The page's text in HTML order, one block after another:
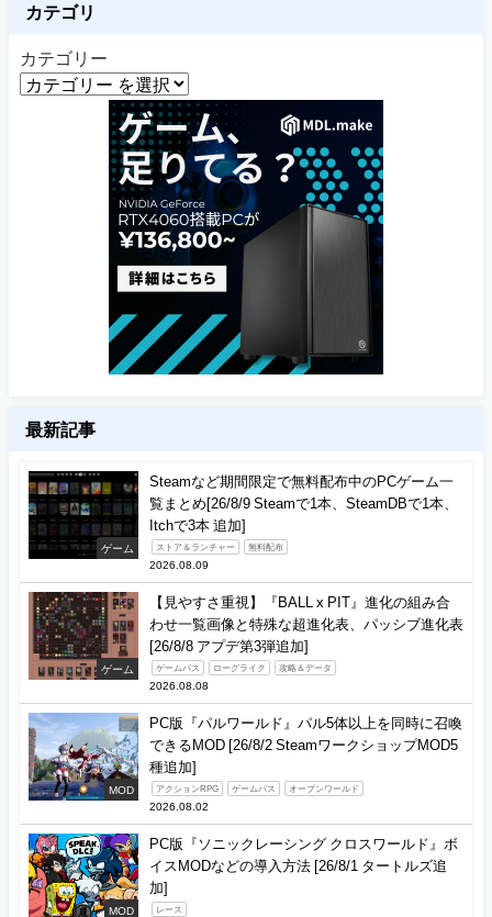
カテゴリ
カテゴリー
最新記事
ゲーム
Steamなど期間限定で無料配布中のPCゲーム一
覧まとめ[26/8/9 Steamで1本、SteamDBで1本、
Itchで3本 追加]
ストア＆ランチャー 無料配布
2026.08.09
ゲーム
【見やすさ重視】『BALL x PIT』進化の組み合
わせ一覧画像と特殊な超進化表、パッシブ進化表
[26/8/8 アプデ第3弾追加]
ゲームパス ローグライク 攻略＆データ
2026.08.08
MOD
PC版『パルワールド』パル5体以上を同時に召喚
できるMOD [26/8/2 SteamワークショップMOD5
種追加]
アクションRPG ゲームパス オープンワールド
2026.08.02
MOD
PC版『ソニックレーシング クロスワールド』ボ
イスMODなどの導入方法 [26/8/1 タートルズ追
加]
レース